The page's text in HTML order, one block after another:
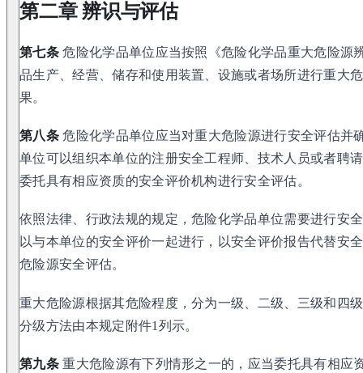
第二章 辨识与评估
第七条危险化学品单位应当按照《危险化学品重大危险源
品生产、经营、储存和使用装置、设施或者场所进行重大
果。
第八条危险化学品单位应当对重大危险源进行安全评估并
单位可以组织本单位的注册安全工程师、技术人员或者聘
委托具有相应资质的安全评价机构进行安全评估。
依照法律、行政法规的规定，危险化学品单位需要进行安
以与本单位的安全评价一起进行，以安全评价报告代替安
危险源安全评估。
重大危险源根据其危险程度，分为一级、二级、三级和四
分级方法由本规定附件1列示。
第九条重大危险源有下列情形之一的，应当委托具有相应